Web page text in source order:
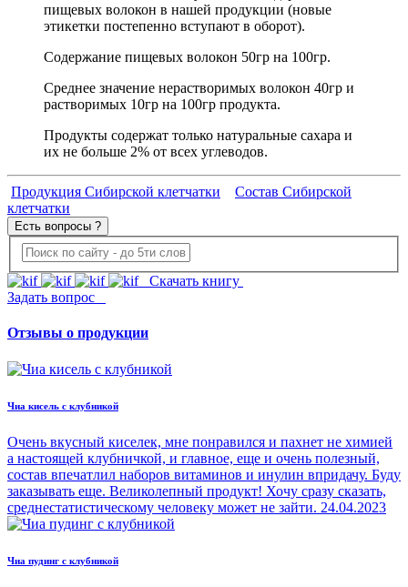
пищевых волокон в нашей продукции (новые
этикетки постепенно вступают в оборот).
Содержание пищевых волокон 50гр на 100гр.
Среднее значение нерастворимых волокон 40гр и
растворимых 10гр на 100гр продукта.
Продукты содержат только натуральные сахара и
их не больше 2% от всех углеводов.
Продукция Сибирской клетчатки
Состав Сибирской
клетчатки
Есть вопросы ?
Скачать книгу
Задать вопрос
Отзывы о продукции
Чиа кисель с клубникой
Очень вкусный киселек, мне понравился и пахнет не химией
а настоящей клубничкой, и главное, еще и очень полезный,
состав впечатлил наборов витаминов и инулин впридачу. Буду
заказывать еще. Великолепный продукт! Хочу сразу сказать,
среднестатистическому человеку может не зайти. 24.04.2023
Чиа пудинг с клубникой